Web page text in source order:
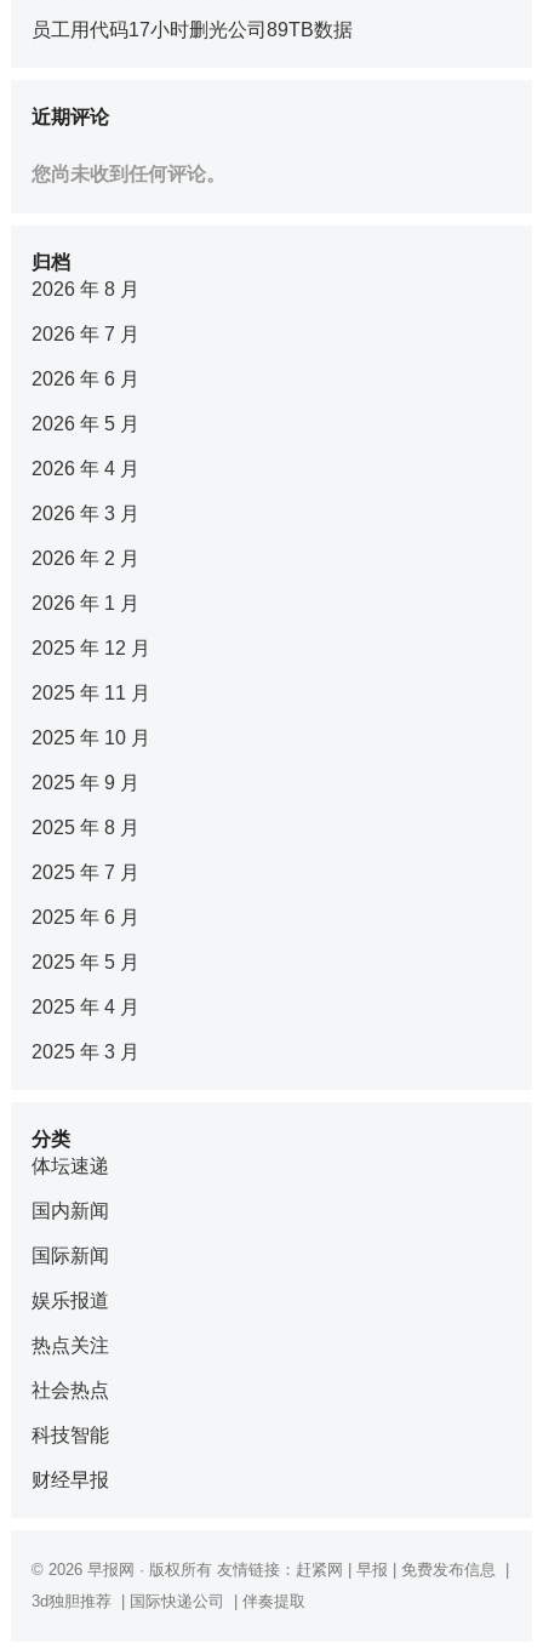
员工用代码17小时删光公司89TB数据
近期评论
您尚未收到任何评论。
归档
2026 年 8 月
2026 年 7 月
2026 年 6 月
2026 年 5 月
2026 年 4 月
2026 年 3 月
2026 年 2 月
2026 年 1 月
2025 年 12 月
2025 年 11 月
2025 年 10 月
2025 年 9 月
2025 年 8 月
2025 年 7 月
2025 年 6 月
2025 年 5 月
2025 年 4 月
2025 年 3 月
分类
体坛速递
国内新闻
国际新闻
娱乐报道
热点关注
社会热点
科技智能
财经早报
© 2026 早报网 · 版权所有 友情链接： 赶紧网 | 早报 | 免费发布信息
|
3d独胆推荐| 国际快递公司 | 伴奏提取